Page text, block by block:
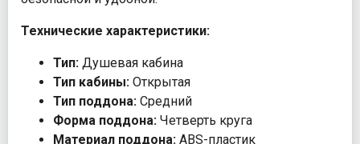
Технические характеристики:
Тип: Душевая кабина
Тип кабины: Открытая
Тип поддона: Средний
Форма поддона: Четверть круга
Материал поддона: ABS-пластик